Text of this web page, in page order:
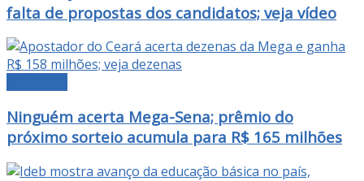
falta de propostas dos candidatos; veja vídeo
Ninguém acerta Mega-Sena; prêmio do
próximo sorteio acumula para R$ 165 milhões